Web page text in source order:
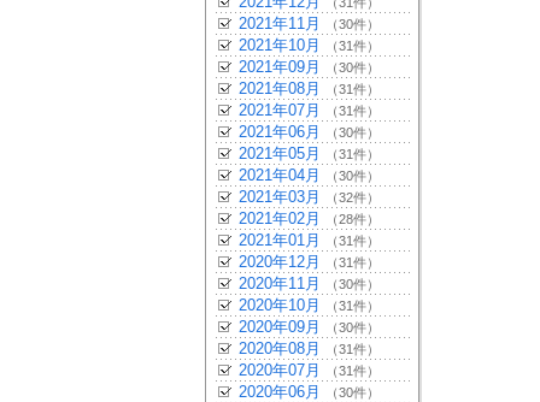
2021年11月 （30件）
2021年10月 （31件）
2021年09月 （30件）
2021年08月 （31件）
2021年07月 （31件）
2021年06月 （30件）
2021年05月 （31件）
2021年04月 （30件）
2021年03月 （32件）
2021年02月 （28件）
2021年01月 （31件）
2020年12月 （31件）
2020年11月 （30件）
2020年10月 （31件）
2020年09月 （30件）
2020年08月 （31件）
2020年07月 （31件）
2020年06月 （30件）